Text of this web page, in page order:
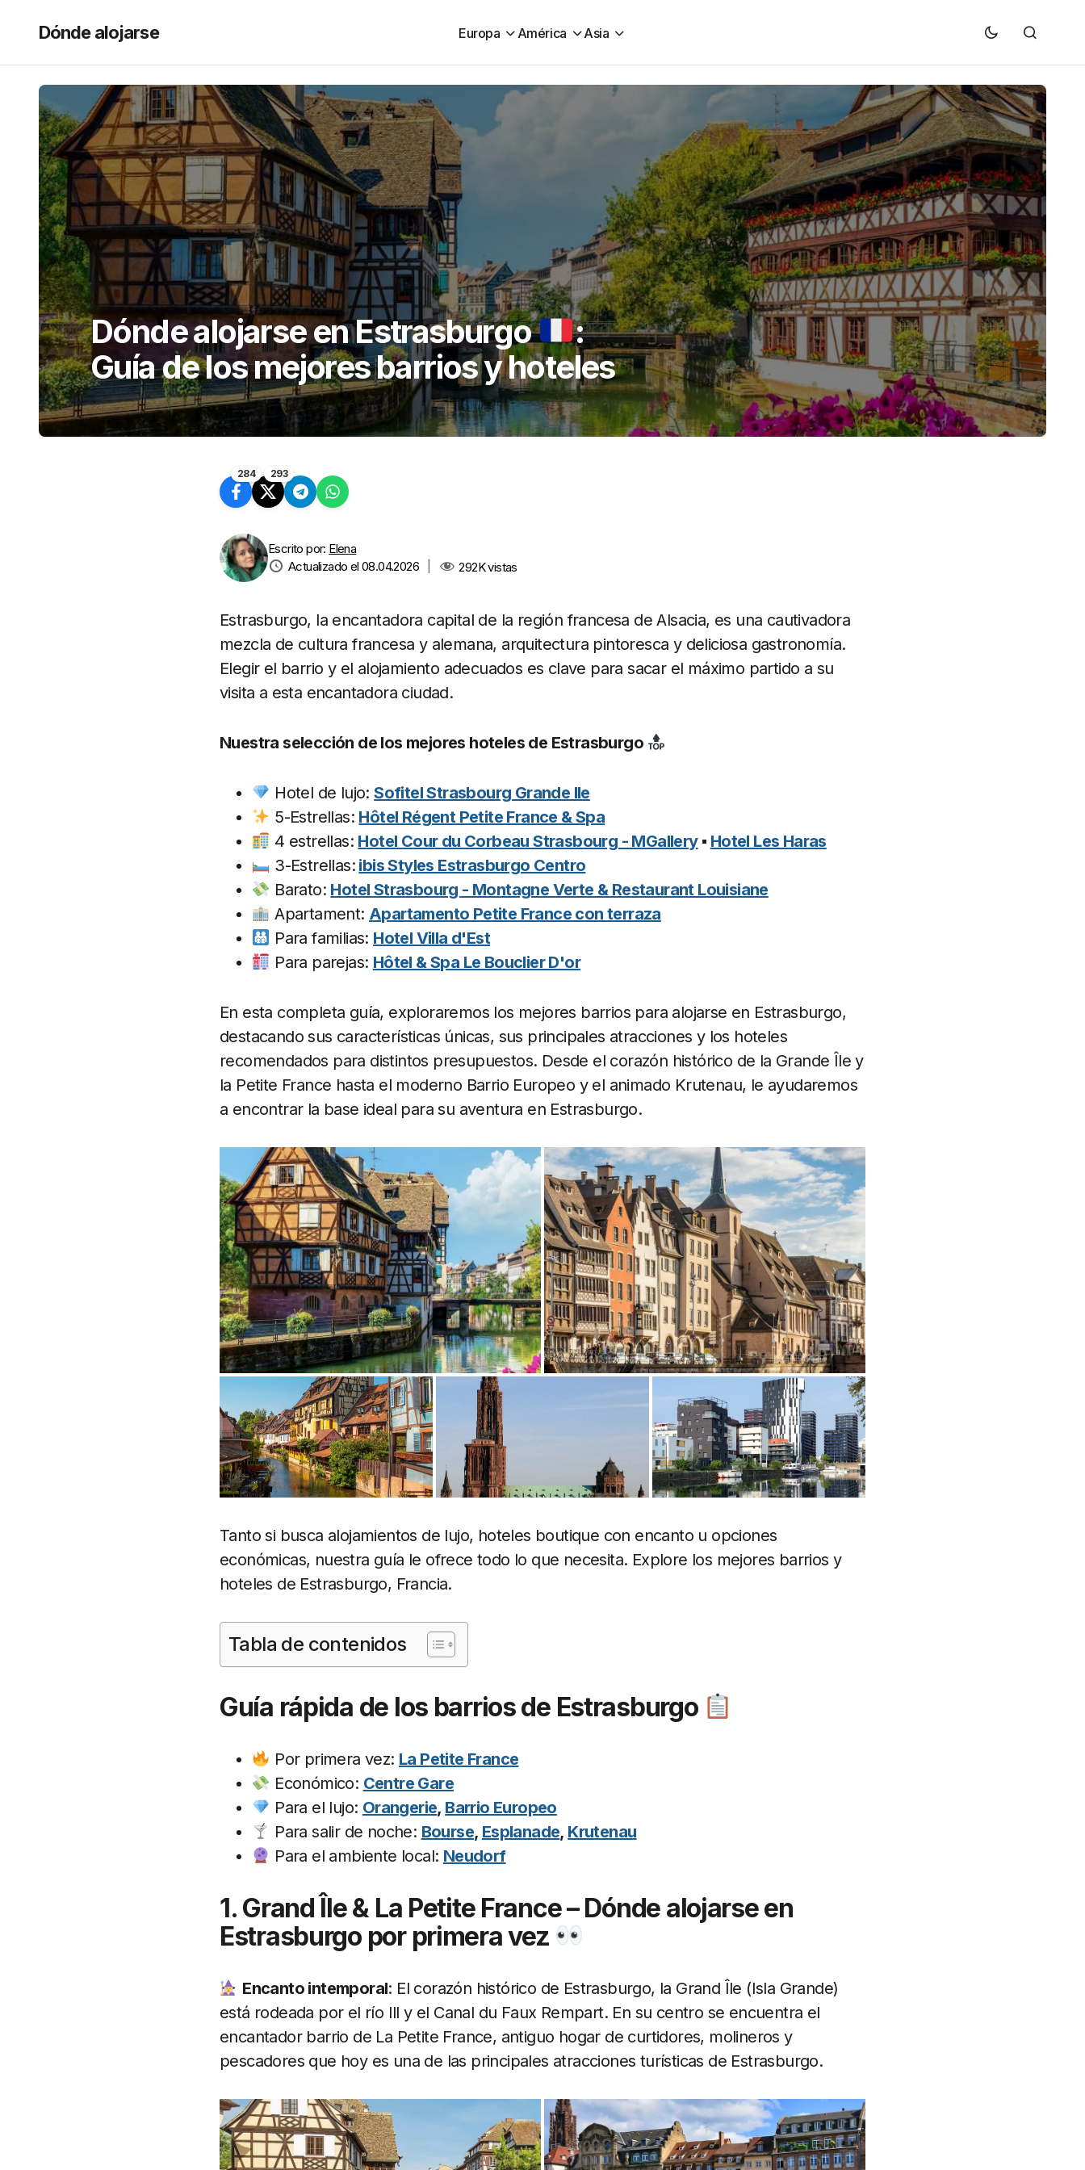
Dónde alojarse Europa América Asia
Dónde alojarse en Estrasburgo
:
Guía de los mejores barrios y hoteles
284 293
Escrito por: Elena
Actualizado el 08.04.2026
292Kvistas
Estrasburgo, la encantadora capital de la región francesa de Alsacia, es una cautivadora
mezcla de cultura francesa y alemana, arquitectura pintoresca y deliciosa gastronomía.
Elegir el barrio y el alojamiento adecuados es clave para sacar el máximo partido a su
visita a esta encantadora ciudad.
Nuestra selección de los mejores hoteles de Estrasburgo
Hotel de lujo:Sofitel Strasbourg Grande Ile
5-Estrellas: Hôtel Régent Petite France & Spa
4 estrellas: Hotel Cour du Corbeau Strasbourg - MGallery▪ Hotel Les Haras
3-Estrellas: ibis Styles Estrasburgo Centro
Barato: Hotel Strasbourg - Montagne Verte & Restaurant Louisiane
Apartament: Apartamento Petite France con terraza
Para familias: Hotel Villa d'Est
Para parejas: Hôtel & Spa Le Bouclier D'or
En esta completa guía, exploraremos los mejores barrios para alojarse en Estrasburgo,
destacando sus características únicas, sus principales atracciones y los hoteles
recomendados para distintos presupuestos. Desde el corazón histórico de la Grande Île y
la Petite France hasta el moderno Barrio Europeo y el animado Krutenau, le ayudaremos
a encontrar la base ideal para su aventura en Estrasburgo.
Tanto si busca alojamientos de lujo, hoteles boutique con encanto u opciones
económicas, nuestra guía le ofrece todo lo que necesita. Explore los mejores barrios y
hoteles de Estrasburgo, Francia.
Tabla de contenidos
Guía rápida de los barrios de Estrasburgo
Por primera vez: La Petite France
Económico: Centre Gare
Para el lujo: Orangerie, Barrio Europeo
Para salir de noche: Bourse, Esplanade, Krutenau
Para el ambiente local: Neudorf
1. Grand Île & La Petite France – Dónde alojarse en
Estrasburgo por primera vez
Encanto intemporal: El corazón histórico de Estrasburgo, la Grand Île (Isla Grande)
está rodeada por el río Ill y el Canal du Faux Rempart. En su centro se encuentra el
encantador barrio de La Petite France, antiguo hogar de curtidores, molineros y
pescadores que hoy es una de las principales atracciones turísticas de Estrasburgo.